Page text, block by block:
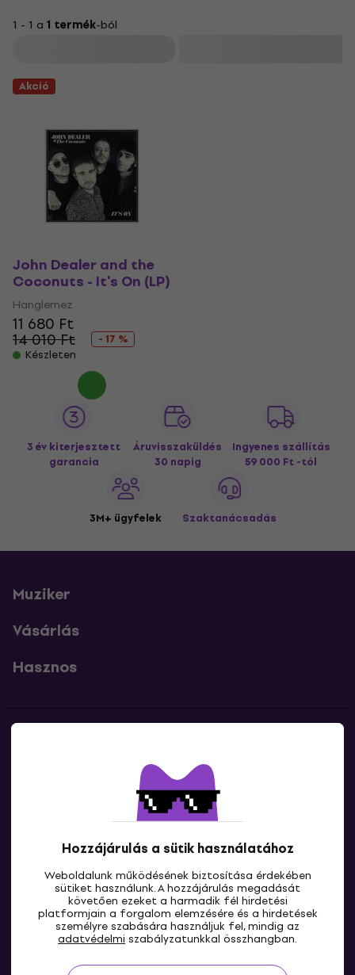
Hozzájárulás a sütik használatához
Weboldalunk működésének biztosítása érdekében
sütiket használunk. A hozzájárulás megadását
követően ezeket a harmadik fél hirdetési
platformjain a forgalom elemzésére és a hirdetések
személyre szabására használjuk fel, mindig az
adatvédelmi szabályzatunkkal összhangban.
1 - 1 a 1 termék-ból
Akció
John Dealer and the
Coconuts - It's On (LP)
Hanglemez
11 680 Ft
14 010 Ft
- 17 %
Készleten
3 év kiterjesztett
garancia
Áruvisszaküldés
30 napig
Ingyenes szállítás
59 000 Ft -tól
3M+ ügyfelek Szaktanácsadás
Muziker
Vásárlás
Hasznos
Lépj kapcsolatba velünk
HU